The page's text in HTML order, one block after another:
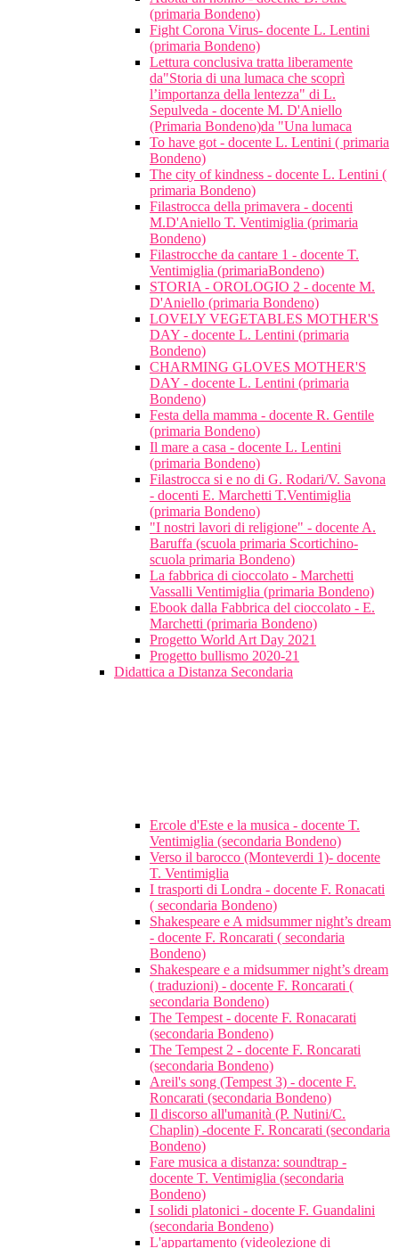
(primaria Bondeno)
Fight Corona Virus- docente L. Lentini
(primaria Bondeno)
Lettura conclusiva tratta liberamente
da"Storia di una lumaca che scoprì
l’importanza della lentezza" di L.
Sepulveda - docente M. D'Aniello
(Primaria Bondeno)da "Una lumaca
To have got - docente L. Lentini ( primaria
Bondeno)
The city of kindness - docente L. Lentini (
primaria Bondeno)
Filastrocca della primavera - docenti
M.D'Aniello T. Ventimiglia (primaria
Bondeno)
Filastrocche da cantare 1 - docente T.
Ventimiglia (primariaBondeno)
STORIA - OROLOGIO 2 - docente M.
D'Aniello (primaria Bondeno)
LOVELY VEGETABLES MOTHER'S
DAY - docente L. Lentini (primaria
Bondeno)
CHARMING GLOVES MOTHER'S
DAY - docente L. Lentini (primaria
Bondeno)
Festa della mamma - docente R. Gentile
(primaria Bondeno)
Il mare a casa - docente L. Lentini
(primaria Bondeno)
Filastrocca si e no di G. Rodari/V. Savona
- docenti E. Marchetti T.Ventimiglia
(primaria Bondeno)
"I nostri lavori di religione" - docente A.
Baruffa (scuola primaria Scortichino-
scuola primaria Bondeno)
La fabbrica di cioccolato - Marchetti
Vassalli Ventimiglia (primaria Bondeno)
Ebook dalla Fabbrica del cioccolato - E.
Marchetti (primaria Bondeno)
Progetto World Art Day 2021
Progetto bullismo 2020-21
Didattica a Distanza Secondaria
Ercole d'Este e la musica - docente T.
Ventimiglia (secondaria Bondeno)
Verso il barocco (Monteverdi 1)- docente
T. Ventimiglia
I trasporti di Londra - docente F. Ronacati
( secondaria Bondeno)
Shakespeare e A midsummer night’s dream
- docente F. Roncarati ( secondaria
Bondeno)
Shakespeare e a midsummer night’s dream
( traduzioni) - docente F. Roncarati (
secondaria Bondeno)
The Tempest - docente F. Ronacarati
(secondaria Bondeno)
The Tempest 2 - docente F. Roncarati
(secondaria Bondeno)
Areil's song (Tempest 3) - docente F.
Roncarati (secondaria Bondeno)
Il discorso all'umanità (P. Nutini/C.
Chaplin) -docente F. Roncarati (secondaria
Bondeno)
Fare musica a distanza: soundtrap -
docente T. Ventimiglia (secondaria
Bondeno)
I solidi platonici - docente F. Guandalini
(secondaria Bondeno)
L'appartamento (videolezione di